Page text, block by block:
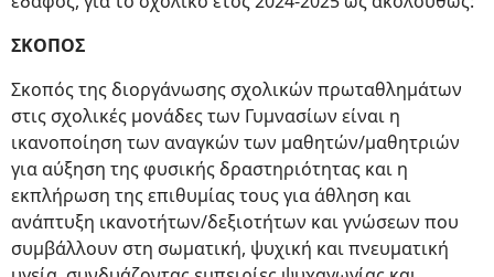
ΣΚΟΠΟΣ
Σκοπός της διοργάνωσης σχολικών πρωταθλημάτων
στις σχολικές μονάδες των Γυμνασίων είναι η
ικανοποίηση των αναγκών των μαθητών/μαθητριών
για αύξηση της φυσικής δραστηριότητας και η
εκπλήρωση της επιθυμίας τους για άθληση και
ανάπτυξη ικανοτήτων/δεξιοτήτων και γνώσεων που
συμβάλλουν στη σωματική, ψυχική και πνευματική